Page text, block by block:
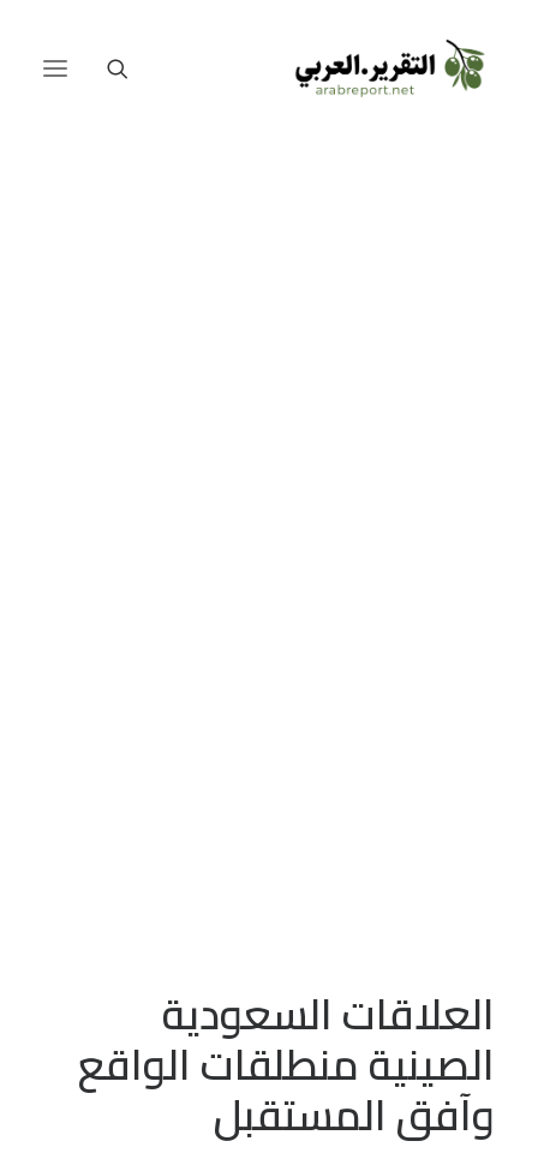
العلاقات السعودية
الصينية منطلقات الواقع
وآفق المستقبل